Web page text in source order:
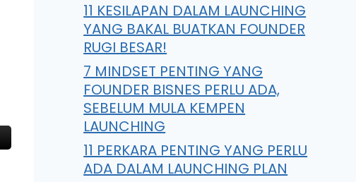
11 KESILAPAN DALAM LAUNCHING
YANG BAKAL BUATKAN FOUNDER
RUGI BESAR!
7 MINDSET PENTING YANG
FOUNDER BISNES PERLU ADA,
SEBELUM MULA KEMPEN
LAUNCHING
11 PERKARA PENTING YANG PERLU
ADA DALAM LAUNCHING PLAN